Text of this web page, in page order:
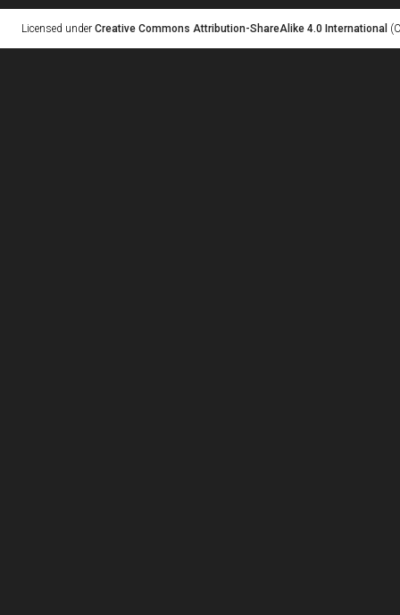
Licensed under Creative Commons Attribution-ShareAlike 4.0 International